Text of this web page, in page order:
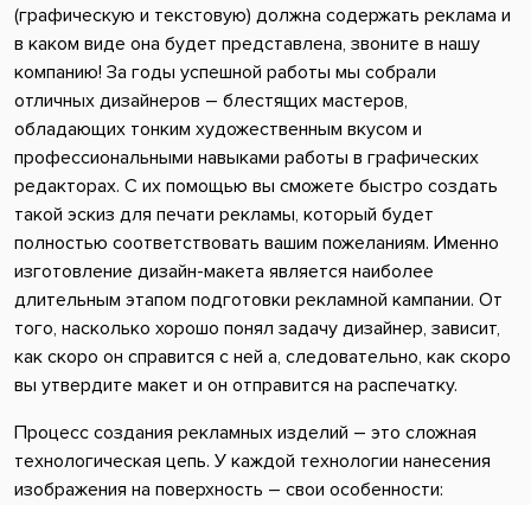
(графическую и текстовую) должна содержать реклама и
в каком виде она будет представлена, звоните в нашу
компанию! За годы успешной работы мы собрали
отличных дизайнеров – блестящих мастеров,
обладающих тонким художественным вкусом и
профессиональными навыками работы в графических
редакторах. С их помощью вы сможете быстро создать
такой эскиз для печати рекламы, который будет
полностью соответствовать вашим пожеланиям. Именно
изготовление дизайн-макета является наиболее
длительным этапом подготовки рекламной кампании. От
того, насколько хорошо понял задачу дизайнер, зависит,
как скоро он справится с ней а, следовательно, как скоро
вы утвердите макет и он отправится на распечатку.
Процесс создания рекламных изделий – это сложная
технологическая цепь. У каждой технологии нанесения
изображения на поверхность – свои особенности: